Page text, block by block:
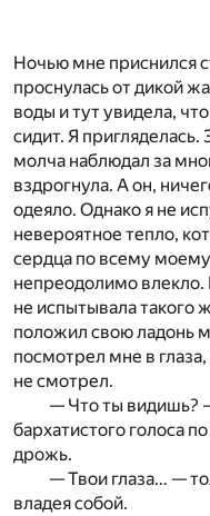
Ночью мне приснился
проснулась от дикой
воды и тут увидела,
сидит. Я
молча наблюдал за
вздрогнула. А он,
одеяло. Однако я не
невероятное тепло,
сердца по всему
непреодолимо влекло.
не испытывала такого
положил свою ладонь
посмотрел мне в
не смотрел.
— Что ты видишь?
бархатистого голоса
дрожь.
— Твои глаза… —
владея собой.